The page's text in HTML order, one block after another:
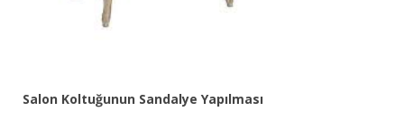
Salon Koltuğunun Sandalye Yapılması